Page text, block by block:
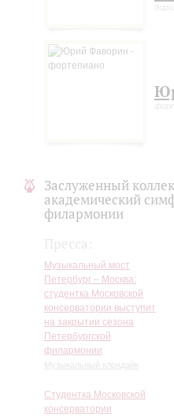
изменившего само
слушатели, а скорее
В программе также –
ныне концертов поначалу
которому Чайковский,
«Этот концерт станет
ближайшие годы. Надеюсь,
коллектив России
фортепианный концерт –
«Новой Оперы» достойно
хаммерклавиром, после
инструментом».
Заслуженный
академический
филармонии
Музыкальный мост
Петербург – Москва:
студентка Московской
консерватории выступит
на закрытии сезона
Петербургской
филармонии
Музыкальный клондайк
Студентка Московской
консерватории